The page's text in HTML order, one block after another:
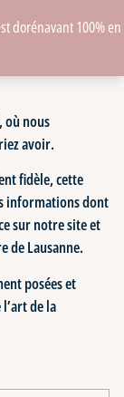
où nous
avoir.
fidèle, cette
informations dont
sur notre site et
de Lausanne.
posées et
de la
dorénavant 100% en